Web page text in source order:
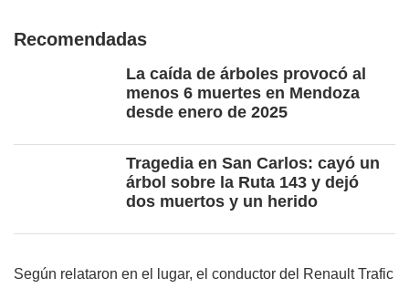
Recomendadas
La caída de árboles provocó al
menos 6 muertes en Mendoza
desde enero de 2025
Tragedia en San Carlos: cayó un
árbol sobre la Ruta 143 y dejó
dos muertos y un herido
Según relataron en el lugar, el conductor del Renault Trafic